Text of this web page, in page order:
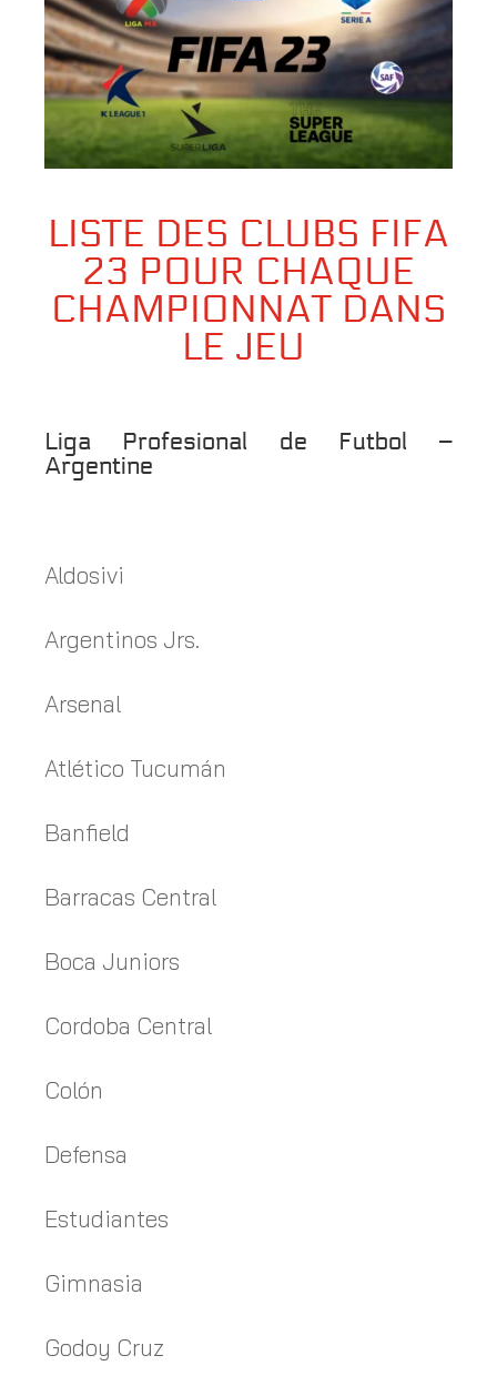
LISTE DES CLUBS FIFA
23 POUR CHAQUE
CHAMPIONNAT DANS
LE JEU
Liga Profesional de Futbol –
Argentine
Aldosivi
Argentinos Jrs.
Arsenal
Atlético Tucumán
Banfield
Barracas Central
Boca Juniors
Cordoba Central
Colón
Defensa
Estudiantes
Gimnasia
Godoy Cruz